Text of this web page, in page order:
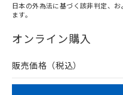
在庫等で未対応品が混在
問い合わせください。
日本の外為法に基づく該非判定、
ます。
オンライン購入
販売価格（税込）